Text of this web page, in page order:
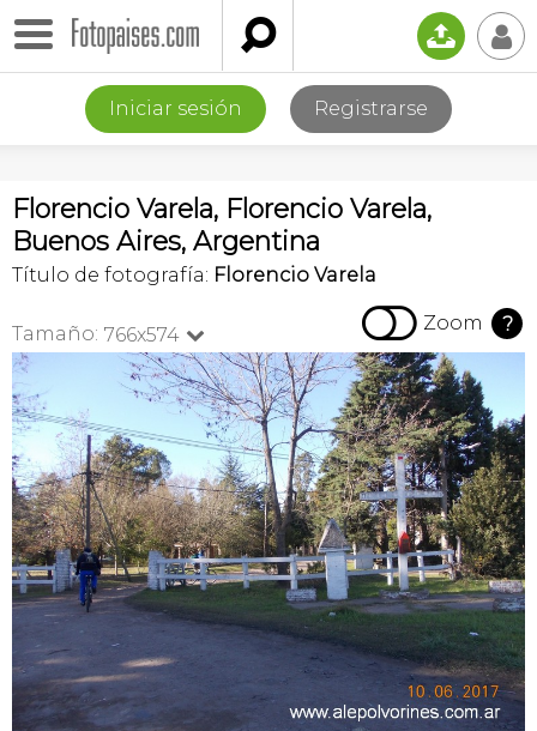
 📤 👤
Iniciar sesión Registrarse
Florencio Varela, Florencio Varela,
Buenos Aires, Argentina
Título de fotografía: Florencio Varela
Tamaño: 766x574   Zoom ?